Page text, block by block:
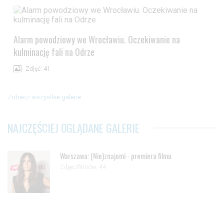
Alarm powodziowy we Wrocławiu. Oczekiwanie na
kulminację fali na Odrze
Zdjęć: 41
Zobacz wszystkie galerie
NAJCZĘŚCIEJ OGLĄDANE GALERIE
Warszawa: (Nie)znajomi - premiera filmu
Zdjęc/filmów: 44